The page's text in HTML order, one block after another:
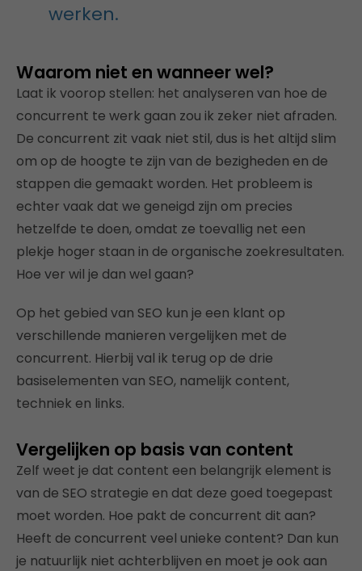
werken.
Waarom niet en wanneer wel?
Laat ik voorop stellen: het analyseren van hoe de
concurrent te werk gaan zou ik zeker niet afraden.
De concurrent zit vaak niet stil, dus is het altijd slim
om op de hoogte te zijn van de bezigheden en de
stappen die gemaakt worden. Het probleem is
echter vaak dat we geneigd zijn om precies
hetzelfde te doen, omdat ze toevallig net een
plekje hoger staan in de organische zoekresultaten.
Hoe ver wil je dan wel gaan?
Op het gebied van SEO kun je een klant op
verschillende manieren vergelijken met de
concurrent. Hierbij val ik terug op de drie
basiselementen van SEO, namelijk content,
techniek en links.
Vergelijken op basis van content
Zelf weet je dat content een belangrijk element is
van de SEO strategie en dat deze goed toegepast
moet worden. Hoe pakt de concurrent dit aan?
Heeft de concurrent veel unieke content? Dan kun
je natuurlijk niet achterblijven en moet je ook aan